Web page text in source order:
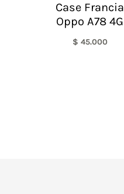
Case Francia
Oppo A78 4G
$ 45.000